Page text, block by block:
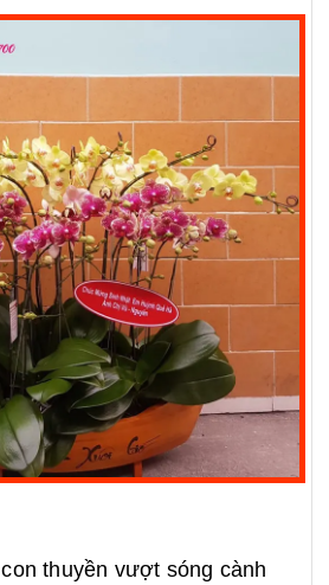
con thuyền vượt sóng cành